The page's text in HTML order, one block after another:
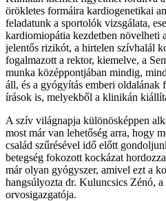
örökletes formáira kardiogenetikai
feladatunk a sportolók vizsgálata,
kardiomiopátia kezdetben növelheti
jelentős rizikót, a hirtelen szívhalál
fogalmazott a rektor, kiemelve, a
munka középpontjában mindig,
áll, és a gyógyítás emberi oldalának
írások is, melyekből a klinikán
A szív világnapja különösképpen
most már van lehetőség arra, hogy
család szűrésével idő előtt
betegség fokozott kockázat
már olyan gyógyszer, amivel ezt a
hangsúlyozta dr. Kuluncsics Zénó,
orvosigazgatója.